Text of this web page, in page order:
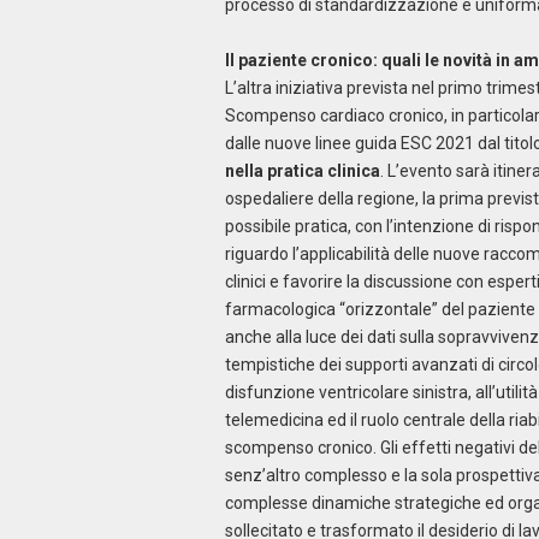
processo di standardizzazione e
Il paziente cronico: quali le novità in
L’altra iniziativa prevista nel primo
Scompenso cardiaco cronico, in
dalle nuove linee guida ESC 2021 dal
nella pratica clinica. L’evento sarà
ospedaliere della regione, la prima
possibile pratica, con l’intenzione di
riguardo l’applicabilità delle nuove
clinici e favorire la discussione con
farmacologica “orizzontale” del
anche alla luce dei dati sulla
tempistiche dei supporti avanzati di
disfunzione ventricolare sinistra,
telemedicina ed il ruolo centrale della
scompenso cronico. Gli effetti negativi
senz’altro complesso e la sola
complesse dinamiche strategiche ed
sollecitato e trasformato il desiderio di